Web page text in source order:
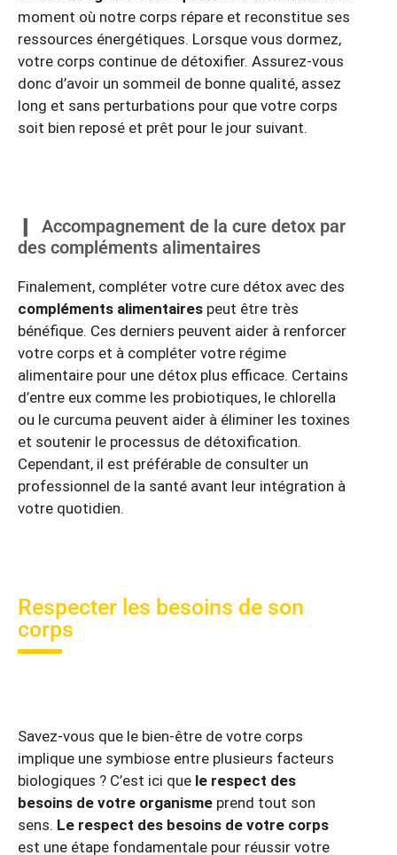
moment où notre corps répare et reconstitue ses
ressources énergétiques. Lorsque vous dormez,
votre corps continue de détoxifier. Assurez-vous
donc d’avoir un sommeil de bonne qualité, assez
long et sans perturbations pour que votre corps
soit bien reposé et prêt pour le jour suivant.
Accompagnement de la cure detox par
des compléments alimentaires
Finalement, compléter votre cure détox avec des
compléments alimentaires peut être très
bénéfique. Ces derniers peuvent aider à renforcer
votre corps et à compléter votre régime
alimentaire pour une détox plus efficace. Certains
d’entre eux comme les probiotiques, le chlorella
ou le curcuma peuvent aider à éliminer les toxines
et soutenir le processus de détoxification.
Cependant, il est préférable de consulter un
professionnel de la santé avant leur intégration à
votre quotidien.
Respecter les besoins de son
corps
Savez-vous que le bien-être de votre corps
implique une symbiose entre plusieurs facteurs
biologiques ? C’est ici que le respect des
besoins de votre organisme prend tout son
sens. Le respect des besoins de votre corps
est une étape fondamentale pour réussir votre